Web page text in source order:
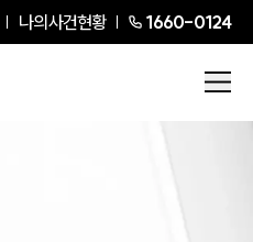
나의사건현황 1660-0124